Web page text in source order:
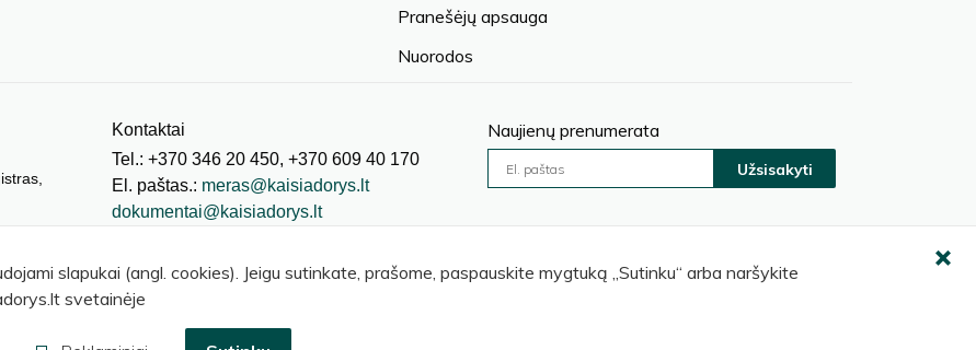
Pranešėjų apsauga
Nuorodos
Kontaktai
Tel.: +370 346 20 450, +370 609 40 170
El. paštas.: meras@kaisiadorys.lt
dokumentai@kaisiadorys.lt
Naujienų prenumerata
Užsisakyti
© 2026 Kaišiadorių rajono savivaldybė
slapukai (angl. cookies). Jeigu sutinkate, prašome, paspauskite mygtuką „Sutinku“ arba naršykite
svetainėje